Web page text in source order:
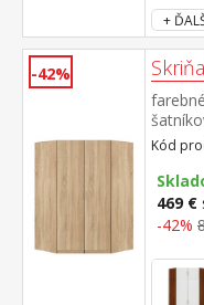
+
-42%
tyč
Kód
469 €
-42%